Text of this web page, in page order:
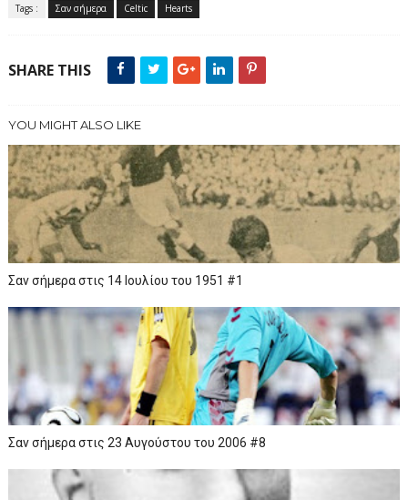
Tags : Σαν σήμερα Celtic Hearts
SHARE THIS
YOU MIGHT ALSO LIKE
Σαν σήμερα στις 14 Ιουλίου του 1951 #1
Σαν σήμερα στις 23 Αυγούστου του 2006 #8